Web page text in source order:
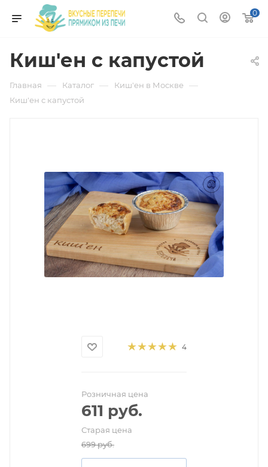
0
Киш'ен с капустой
Главная — Каталог — Киш'ен в Москве —
Киш'ен с капустой
4
Розничная цена
611 руб.
Старая цена
699руб.